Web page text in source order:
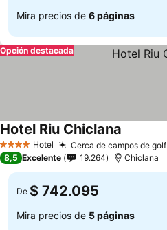
Mira precios de 6 páginas
Opción destacada
4 EstrellasHotel Cerca de campos de golf
Hotel Riu Chiclana
8,5 Excelente 19.264 Chiclana
De $ 742.095
Mira precios de 5 páginas